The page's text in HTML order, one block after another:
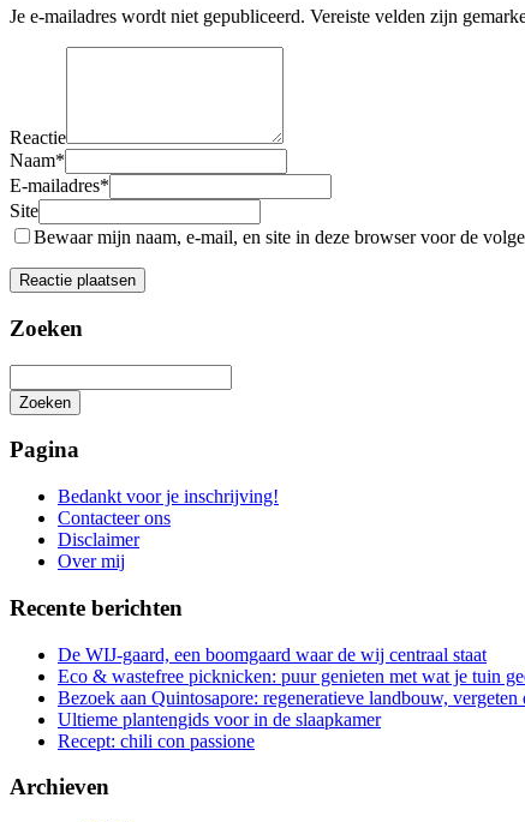
Je e-mailadres wordt niet gepubliceerd. Vereiste velden zijn
Reactie
Naam*
E-mailadres*
Site
Bewaar mijn naam, e-mail, en site in deze browser voor de
Zoeken
Zoeken
zoeken
Pagina
Bedankt voor je inschrijving!
Contacteer ons
Disclaimer
Over mij
Recente berichten
De WIJ-gaard, een boomgaard waar de wij centraal staat
Eco & wastefree picknicken: puur genieten met wat je tuin
Bezoek aan Quintosapore: regeneratieve landbouw,
Ultieme plantengids voor in de slaapkamer
Recept: chili con passione
Archieven